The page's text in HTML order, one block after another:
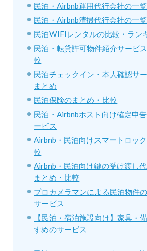
民泊・Airbnb運用代行会社の一
民泊・Airbnb清掃代行会社の一
民泊WIFIレンタルの比較・ラン
民泊・転貸許可物件紹介サービ
較
民泊チェックイン・本人確認サ
まとめ
民泊保険のまとめ・比較
民泊・Airbnbホスト向け確定申
ービス
Airbnb・民泊向けスマートロッ
較
Airbnb・民泊向け鍵の受け渡し
まとめ・比較
プロカメラマンによる民泊物件
サービス
【民泊・宿泊施設向け】家具・
すめのサービス